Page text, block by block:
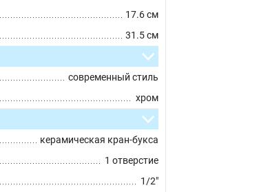
17.6 см
31.5 см
современный стиль
хром
керамическая кран-букса
1 отверстие
1/2"